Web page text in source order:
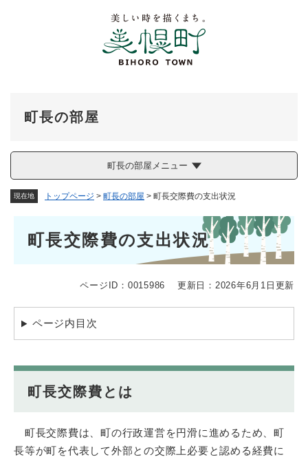
現在地 トップページ > 町長の部屋 > 町長交際費の支出状況
町長の部屋
町長の部屋メニュー
町長交際費の支出状況
ページID：0015986 更新日：2026年6月1日更新
ページ内目次
町長交際費とは
町長交際費は、町の行政運営を円滑に進めるため、町
長等が町を代表して外部との交際上必要と認める経費に